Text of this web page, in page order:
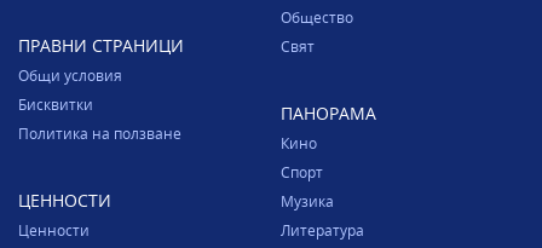
ПРАВНИ СТРАНИЦИ
Общи условия
Бисквитки
Политика на ползване
ЦЕННОСТИ
Ценности
Общество
Свят
ПАНОРАМА
Кино
Спорт
Музика
Литература